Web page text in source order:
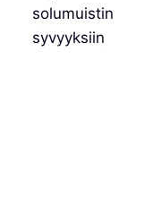
solumuistin
syvyyksiin